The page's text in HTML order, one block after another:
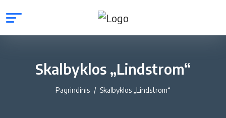
Skalbyklos „Lindstrom“
Pagrindinis Skalbyklos „Lindstrom“